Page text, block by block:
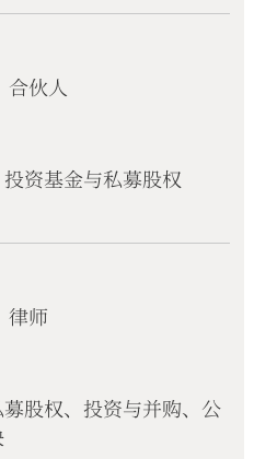
合伙人
资基金与私募股权
律师
股权、投资与并购、公